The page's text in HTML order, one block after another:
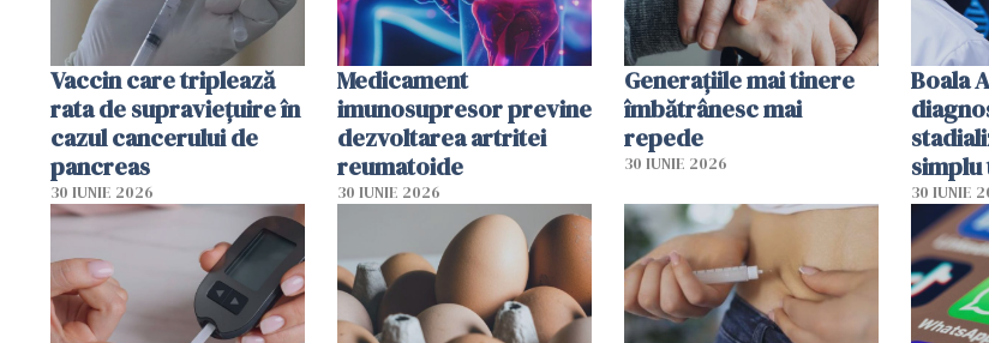
Vaccin care triplează
rata de supraviețuire în
cazul cancerului de
pancreas
30 IUNIE 2026
Medicament
imunosupresor previne
dezvoltarea artritei
reumatoide
30 IUNIE 2026
Generațiile mai tinere
îmbătrânesc mai
repede
30 IUNIE 2026
Boala
simplu
30 IUNIE